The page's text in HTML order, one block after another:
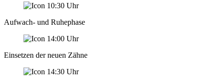
Aufwach- und Ruhephase
Einsetzen der neuen Zähne